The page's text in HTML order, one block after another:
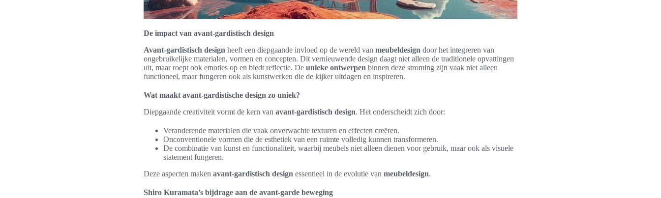
De impact van avant-gardistisch design
Avant-gardistisch design heeft een diepgaande invloed op de wereld van meubeldesign door het integreren van
ongebruikelijke materialen, vormen en concepten. Dit vernieuwende design daagt niet alleen de traditionele opvattingen
uit, maar roept ook emoties op en biedt reflectie. De unieke ontwerpen binnen deze stroming zijn vaak niet alleen
functioneel, maar fungeren ook als kunstwerken die de kijker uitdagen en inspireren.
Wat maakt avant-gardistische design zo uniek?
Diepgaande creativiteit vormt de kern van avant-gardistisch design. Het onderscheidt zich door:
Veranderende materialen die vaak onverwachte texturen en effecten creëren.
Onconventionele vormen die de esthetiek van een ruimte volledig kunnen transformeren.
De combinatie van kunst en functionaliteit, waarbij meubels niet alleen dienen voor gebruik, maar ook als visuele
statement fungeren.
Deze aspecten maken avant-gardistisch design essentieel in de evolutie van meubeldesign.
Shiro Kuramata’s bijdrage aan de avant-garde beweging